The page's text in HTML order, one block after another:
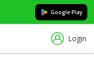
Google Play
Login